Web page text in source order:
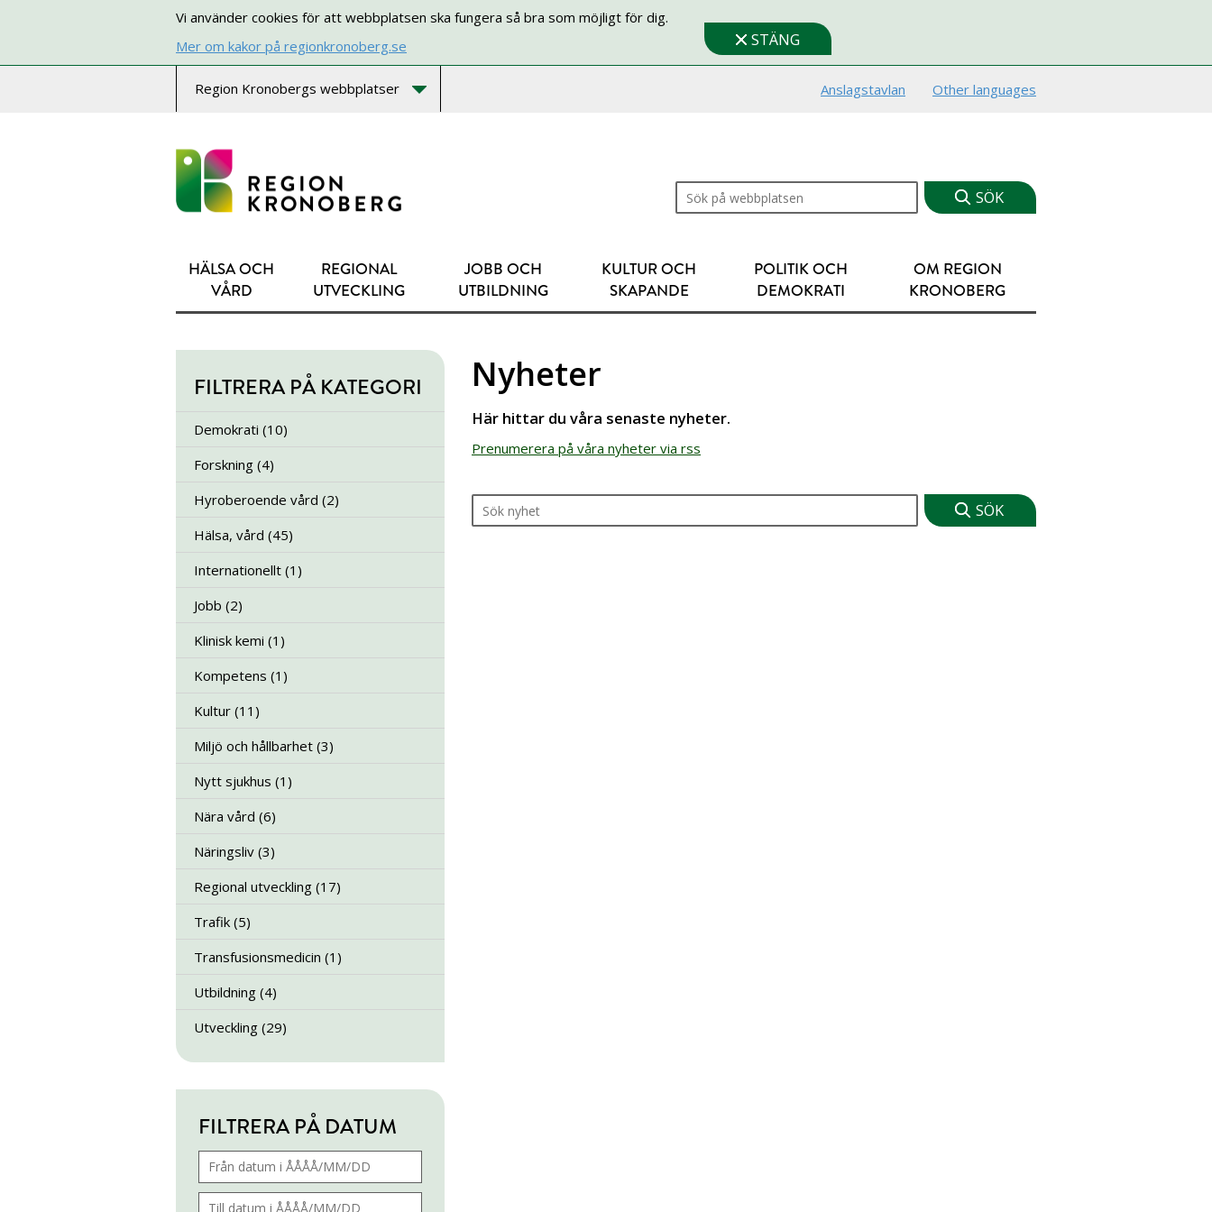
Vi använder cookies för att webbplatsen ska fungera så bra som möjligt för dig.
Mer om kakor på regionkronoberg.se
STÄNG
Region Kronobergs webbplatser Anslagstavlan Other languages
Sök på webbplatsen
HÄLSA OCH
VÅRD
REGIONAL
UTVECKLING
JOBB OCH
UTBILDNING
KULTUR OCH
SKAPANDE
POLITIK OCH
DEMOKRATI
OM REGION
KRONOBERG
FILTRERA PÅ KATEGORI
Demokrati (10)
Forskning (4)
Hyroberoende vård (2)
Hälsa, vård (45)
Internationellt (1)
Jobb (2)
Klinisk kemi (1)
Kompetens (1)
Kultur (11)
Miljö och hållbarhet (3)
Nytt sjukhus (1)
Nära vård (6)
Näringsliv (3)
Regional utveckling (17)
Trafik (5)
Transfusionsmedicin (1)
Utbildning (4)
Utveckling (29)
FILTRERA PÅ DATUM
Nyheter
Här hittar du våra senaste nyheter.
Prenumerera på våra nyheter via rss
Sök på nyheter